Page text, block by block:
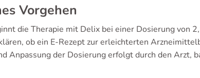
Vorgehen
die Therapie mit Delix bei einer Dosierung von
ob ein E-Rezept zur erleichterten
Anpassung der Dosierung erfolgt durch den Arzt,